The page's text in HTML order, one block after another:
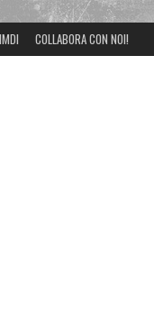
COLLABORA CON NOI!